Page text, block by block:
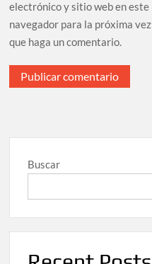
electrónico y sitio web en este
navegador para la próxima vez
que haga un comentario.
Buscar